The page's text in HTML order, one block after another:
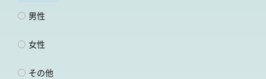
男性
女性
その他